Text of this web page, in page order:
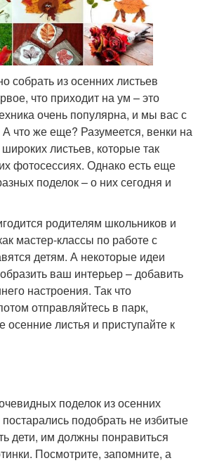
собрать из осенних листьев
что приходит на ум – это
очень популярна, и мы вас с
что же еще? Разумеется, венки на
листьев, которые так
фотосессиях. Однако есть еще
поделок – о них сегодня и
родителям школьников и
мастер-классы по работе с
детям. А некоторые идеи
ваш интерьер – добавить
настроения. Так что
отправляйтесь в парк,
осенние листья и приступайте к
поделок из осенних
подобрать не избитые
дети, им должны понравиться
Посмотрите, запомните, а